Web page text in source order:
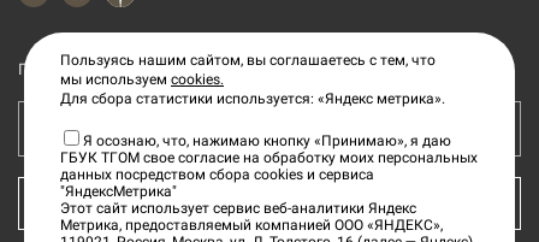
Подпишитесь на рассылку новостей
Ваш e-mail адрес
КУПИТЬ БИЛЕТ
Пользуясь нашим сайтом, вы соглашаетесь с тем, что
мы используем cookies.
Для сбора статистики используется: «Яндекс метрика».
Я осознаю, что, нажимаю кнопку «Принимаю», я даю
ГБУК ТГОМ свое согласие на обработку моих персональных
данных посредством сбора cookies и сервиса
"ЯндексМетрика"
Этот сайт использует сервис веб-аналитики Яндекс
Метрика, предоставляемый компанией ООО «ЯНДЕКС»,